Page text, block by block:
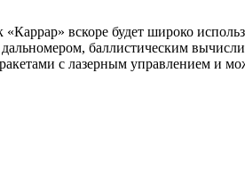
вскоре будет широко
баллистическим
с лазерным управлением и